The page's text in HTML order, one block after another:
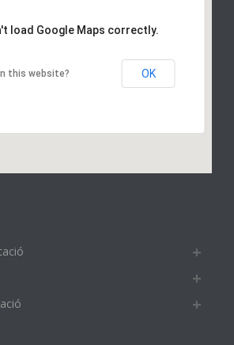
load Google Maps correctly.
this website? OK